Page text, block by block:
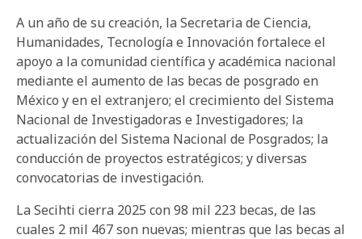
A un año de su creación, la Secretaria de Ciencia,
Humanidades, Tecnología e Innovación fortalece el
apoyo a la comunidad científica y académica nacional
mediante el aumento de las becas de posgrado en
México y en el extranjero; el crecimiento del Sistema
Nacional de Investigadoras e Investigadores; la
actualización del Sistema Nacional de Posgrados; la
conducción de proyectos estratégicos; y diversas
convocatorias de investigación.
La Secihti cierra 2025 con 98 mil 223 becas, de las
cuales 2 mil 467 son nuevas; mientras que las becas al